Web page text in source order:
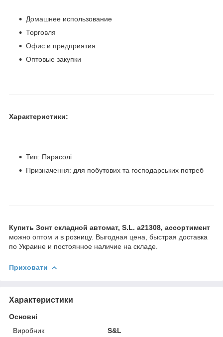
Домашнее использование
Торговля
Офис и предприятия
Оптовые закупки
Характеристики:
Тип: Парасолі
Призначення: для побутових та господарських потреб
Купить Зонт складной автомат, S.L. а21308, ассортимент
можно оптом и в розницу. Выгодная цена, быстрая доставка
по Украине и постоянное наличие на складе.
Приховати
Характеристики
Основні
Виробник
S&L